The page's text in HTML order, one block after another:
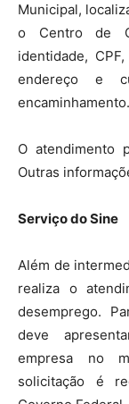
Municipal,
o Centro de
identidade,
endereço e
encaminhamento.
O atendimento
Outras
Serviço do Sine
Além de
realiza o
desemprego.
deve
empresa no
solicitação é